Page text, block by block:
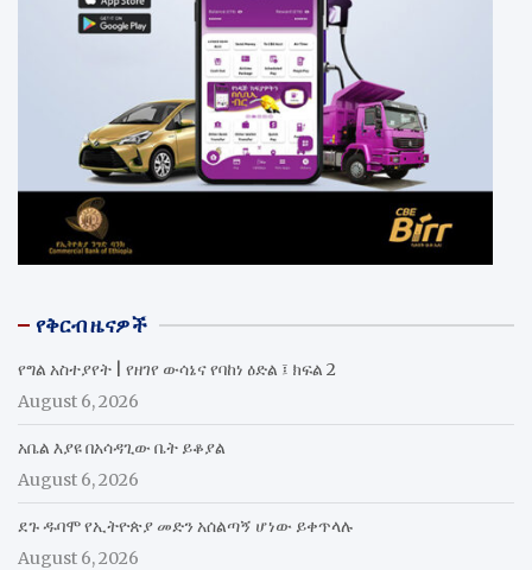
የቅርብ ዜናዎች
የግል አስተያየት | የዘገየ ውሳኔና የባከነ ዕድል ፤ ክፍል 2
August 6, 2026
አቤል እያዩ በአሳዳጊው ቤት ይቆያል
August 6, 2026
ደጉ ዱባሞ የኢትዮጵያ መድን አሰልጣኝ ሆነው ይቀጥላሉ
August 6, 2026